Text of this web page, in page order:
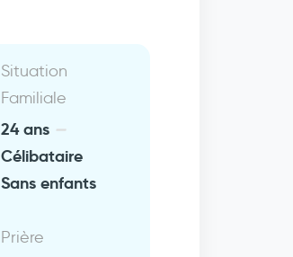
Situation
Familiale
24 ans
Célibataire
Sans enfants
Prière